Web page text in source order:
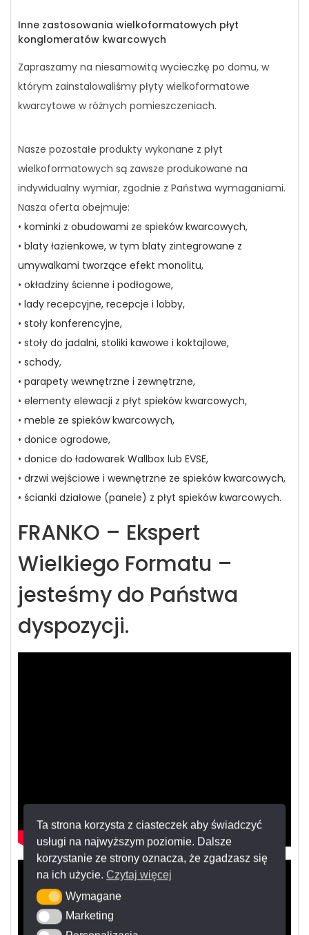
Ta strona korzysta z ciasteczek aby świadczyć
usługi na najwyższym poziomie. Dalsze
korzystanie ze strony oznacza, że zgadzasz się
na ich użycie. Czytaj więcej
WymaganeWymagane
MarketingMarketing
Inne zastosowania wielkoformatowych płyt
konglomeratów kwarcowych
Zapraszamy na niesamowitą wycieczkę po domu, w
którym zainstalowaliśmy płyty wielkoformatowe
kwarcytowe w różnych pomieszczeniach.
Nasze pozostałe produkty wykonane z płyt
wielkoformatowych są zawsze produkowane na
indywidualny wymiar, zgodnie z Państwa wymaganiami.
Nasza oferta obejmuje:
• kominki z obudowami ze spieków kwarcowych,
• blaty łazienkowe, w tym blaty zintegrowane z
umywalkami tworzące efekt monolitu,
• okładziny ścienne i podłogowe,
• lady recepcyjne, recepcje i lobby,
• stoły konferencyjne,
• stoły do jadalni, stoliki kawowe i koktajlowe,
• schody,
• parapety wewnętrzne i zewnętrzne,
• elementy elewacji z płyt spieków kwarcowych,
• meble ze spieków kwarcowych,
• donice ogrodowe,
• donice do ładowarek Wallbox lub EVSE,
• drzwi wejściowe i wewnętrzne ze spieków kwarcowych,
• ścianki działowe (panele) z płyt spieków kwarcowych.
FRANKO – Ekspert
Wielkiego Formatu –
jesteśmy do Państwa
dyspozycji.